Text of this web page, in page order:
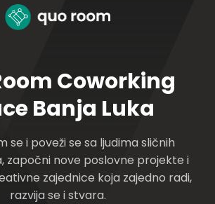
Coworking
Banja Luka
se i poveži se sa ljudima sličnih
započni nove poslovne projekte i
zajednice koja zajedno radi,
razvija se i stvara.